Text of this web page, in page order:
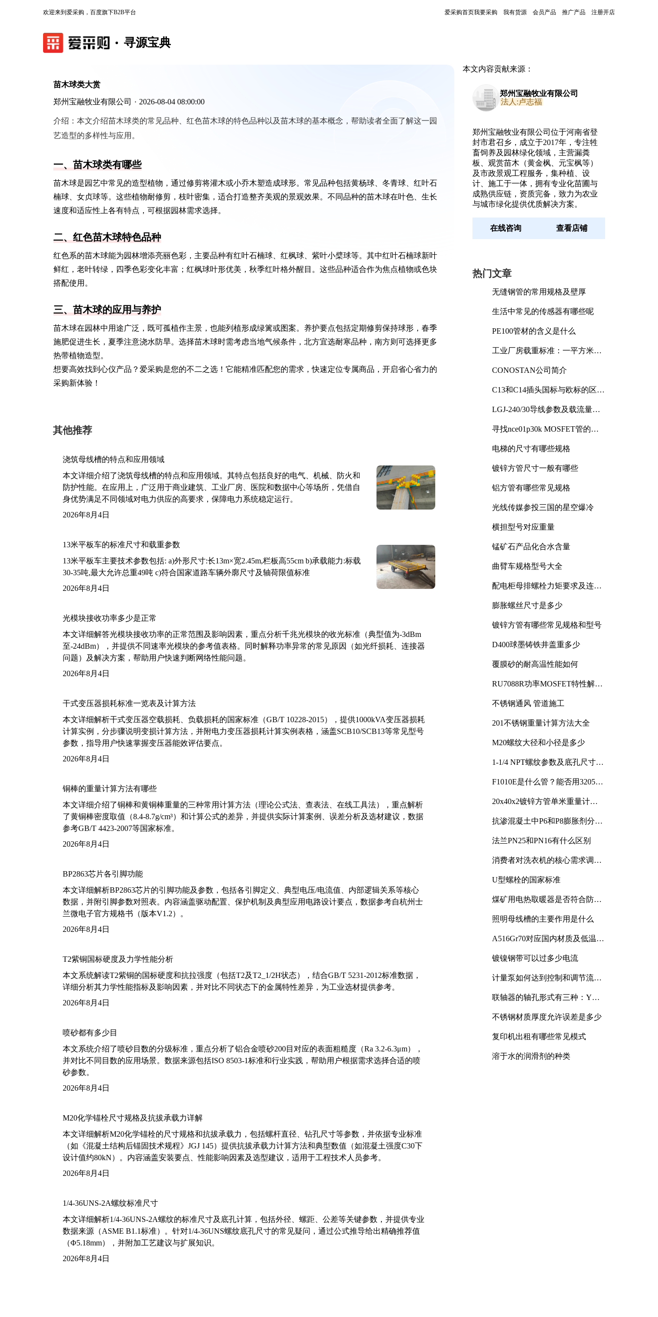
欢迎来到爱采购，百度旗下B2B平台 爱采购首页我要采购 我有货源 会员产品 推广产品 注册开店
寻源宝典
苗木球类大赏
郑州宝融牧业有限公司 · 2026-08-04 08:00:00
介绍： 本文介绍苗木球类的常见品种、红色苗木球的特色品种以及苗木球的基本概念，帮助读者全面了解这一园
艺造型的多样性与应用。
一、苗木球类有哪些
苗木球是园艺中常见的造型植物，通过修剪将灌木或小乔木塑造成球形。常见品种包括黄杨球、冬青球、红叶石
楠球、女贞球等。这些植物耐修剪，枝叶密集，适合打造整齐美观的景观效果。不同品种的苗木球在叶色、生长
速度和适应性上各有特点，可根据园林需求选择。
二、红色苗木球特色品种
红色系的苗木球能为园林增添亮丽色彩，主要品种有红叶石楠球、红枫球、紫叶小檗球等。其中红叶石楠球新叶
鲜红，老叶转绿，四季色彩变化丰富；红枫球叶形优美，秋季红叶格外醒目。这些品种适合作为焦点植物或色块
搭配使用。
三、苗木球的应用与养护
苗木球在园林中用途广泛，既可孤植作主景，也能列植形成绿篱或图案。养护要点包括定期修剪保持球形，春季
施肥促进生长，夏季注意浇水防旱。选择苗木球时需考虑当地气候条件，北方宜选耐寒品种，南方则可选择更多
热带植物造型。
想要高效找到心仪产品？爱采购是您的不二之选！它能精准匹配您的需求，快速定位专属商品，开启省心省力的
采购新体验！
其他推荐
浇筑母线槽的特点和应用领域
本文详细介绍了浇筑母线槽的特点和应用领域。其特点包括良好的电气、机械、防火和
防护性能。在应用上，广泛用于商业建筑、工业厂房、医院和数据中心等场所，凭借自
身优势满足不同领域对电力供应的高要求，保障电力系统稳定运行。
2026年8月4日
13米平板车的标准尺寸和载重参数
13米平板车主要技术参数包括: a)外形尺寸:长13m×宽2.45m,栏板高55cm b)承载能力:标载
30-35吨,最大允许总重49吨 c)符合国家道路车辆外廓尺寸及轴荷限值标准
2026年8月4日
光模块接收功率多少是正常
本文详细解答光模块接收功率的正常范围及影响因素，重点分析千兆光模块的收光标准（典型值为-3dBm
至-24dBm），并提供不同速率光模块的参考值表格。同时解释功率异常的常见原因（如光纤损耗、连接器
问题）及解决方案，帮助用户快速判断网络性能问题。
2026年8月4日
干式变压器损耗标准一览表及计算方法
本文详细解析干式变压器空载损耗、负载损耗的国家标准（GB/T 10228-2015），提供1000kVA变压器损耗
计算实例，分步骤说明变损计算方法，并附电力变压器损耗计算实例表格，涵盖SCB10/SCB13等常见型号
参数，指导用户快速掌握变压器能效评估要点。
2026年8月4日
铜棒的重量计算方法有哪些
本文详细介绍了铜棒和黄铜棒重量的三种常用计算方法（理论公式法、查表法、在线工具法），重点解析
了黄铜棒密度取值（8.4-8.7g/cm³）和计算公式的差异，并提供实际计算案例、误差分析及选材建议，数据
参考GB/T 4423-2007等国家标准。
2026年8月4日
BP2863芯片各引脚功能
本文详细解析BP2863芯片的引脚功能及参数，包括各引脚定义、典型电压/电流值、内部逻辑关系等核心
数据，并附引脚参数对照表。内容涵盖驱动配置、保护机制及典型应用电路设计要点，数据参考自杭州士
兰微电子官方规格书（版本V1.2）。
2026年8月4日
T2紫铜国标硬度及力学性能分析
本文系统解读T2紫铜的国标硬度和抗拉强度（包括T2及T2_1/2H状态），结合GB/T 5231-2012标准数据，
详细分析其力学性能指标及影响因素，并对比不同状态下的金属特性差异，为工业选材提供参考。
2026年8月4日
喷砂都有多少目
本文系统介绍了喷砂目数的分级标准，重点分析了铝合金喷砂200目对应的表面粗糙度（Ra 3.2-6.3μm），
并对比不同目数的应用场景。数据来源包括ISO 8503-1标准和行业实践，帮助用户根据需求选择合适的喷
砂参数。
2026年8月4日
M20化学锚栓尺寸规格及抗拔承载力详解
本文详细解析M20化学锚栓的尺寸规格和抗拔承载力，包括螺杆直径、钻孔尺寸等参数，并依据专业标准
（如《混凝土结构后锚固技术规程》JGJ 145）提供抗拔承载力计算方法和典型数值（如混凝土强度C30下
设计值约80kN）。内容涵盖安装要点、性能影响因素及选型建议，适用于工程技术人员参考。
2026年8月4日
1/4-36UNS-2A螺纹标准尺寸
本文详细解析1/4-36UNS-2A螺纹的标准尺寸及底孔计算，包括外径、螺距、公差等关键参数，并提供专业
数据来源（ASME B1.1标准）。针对1/4-36UNS螺纹底孔尺寸的常见疑问，通过公式推导给出精确推荐值
（Φ5.18mm），并附加工艺建议与扩展知识。
2026年8月4日
本文内容贡献来源：
郑州宝融牧业有限公司
法人:卢志福
郑州宝融牧业有限公司位于河南省登
封市君召乡，成立于2017年，专注牲
畜饲养及园林绿化领域，主营漏粪
板、观赏苗木（黄金枫、元宝枫等）
及市政景观工程服务，集种植、设
计、施工于一体，拥有专业化苗圃与
成熟供应链，资质完备，致力为农业
与城市绿化提供优质解决方案。
在线咨询 查看店铺
热门文章
无缝钢管的常用规格及壁厚
生活中常见的传感器有哪些呢
PE100管材的含义是什么
工业厂房载重标准：一平方米能
CONOSTAN公司简介
C13和C14插头国标与欧标的区别
LGJ-240/30导线参数及载流量解
寻找nce01p30k MOSFET管的合
电梯的尺寸有哪些规格
镀锌方管尺寸一般有哪些
铝方管有哪些常见规格
光线传媒参投三国的星空爆冷
横担型号对应重量
锰矿石产品化合水含量
曲臂车规格型号大全
配电柜母排螺栓力矩要求及连接
膨胀螺丝尺寸是多少
镀锌方管有哪些常见规格和型号
D400球墨铸铁井盖重多少
覆膜砂的耐高温性能如何
RU7088R功率MOSFET特性解析
不锈钢通风 管道施工
201不锈钢重量计算方法大全
M20螺纹大径和小径是多少
1-1/4 NPT螺纹参数及底孔尺寸详
F1010E是什么管？能否用3205或
20x40x2镀锌方管单米重量计算
抗渗混凝土中P6和P8膨胀剂分别
法兰PN25和PN16有什么区别
消费者对洗衣机的核心需求调研
U型螺栓的国家标准
煤矿用电热取暖器是否符合防爆
照明母线槽的主要作用是什么
A516Gr70对应国内材质及低温冲
镀镍钢带可以过多少电流
计量泵如何达到控制和调节流量
联轴器的轴孔形式有三种：Y
不锈钢材质厚度允许误差是多少
复印机出租有哪些常见模式
溶于水的润滑剂的种类